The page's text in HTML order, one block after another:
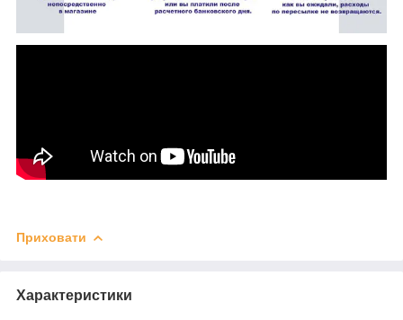
Приховати
Характеристики